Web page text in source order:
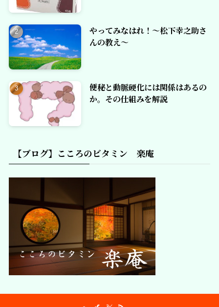
やってみなはれ！～松下幸之助さ
んの教え～
便秘と動脈硬化には関係はあるの
か。その仕組みを解説
【ブログ】こころのビタミン 楽庵